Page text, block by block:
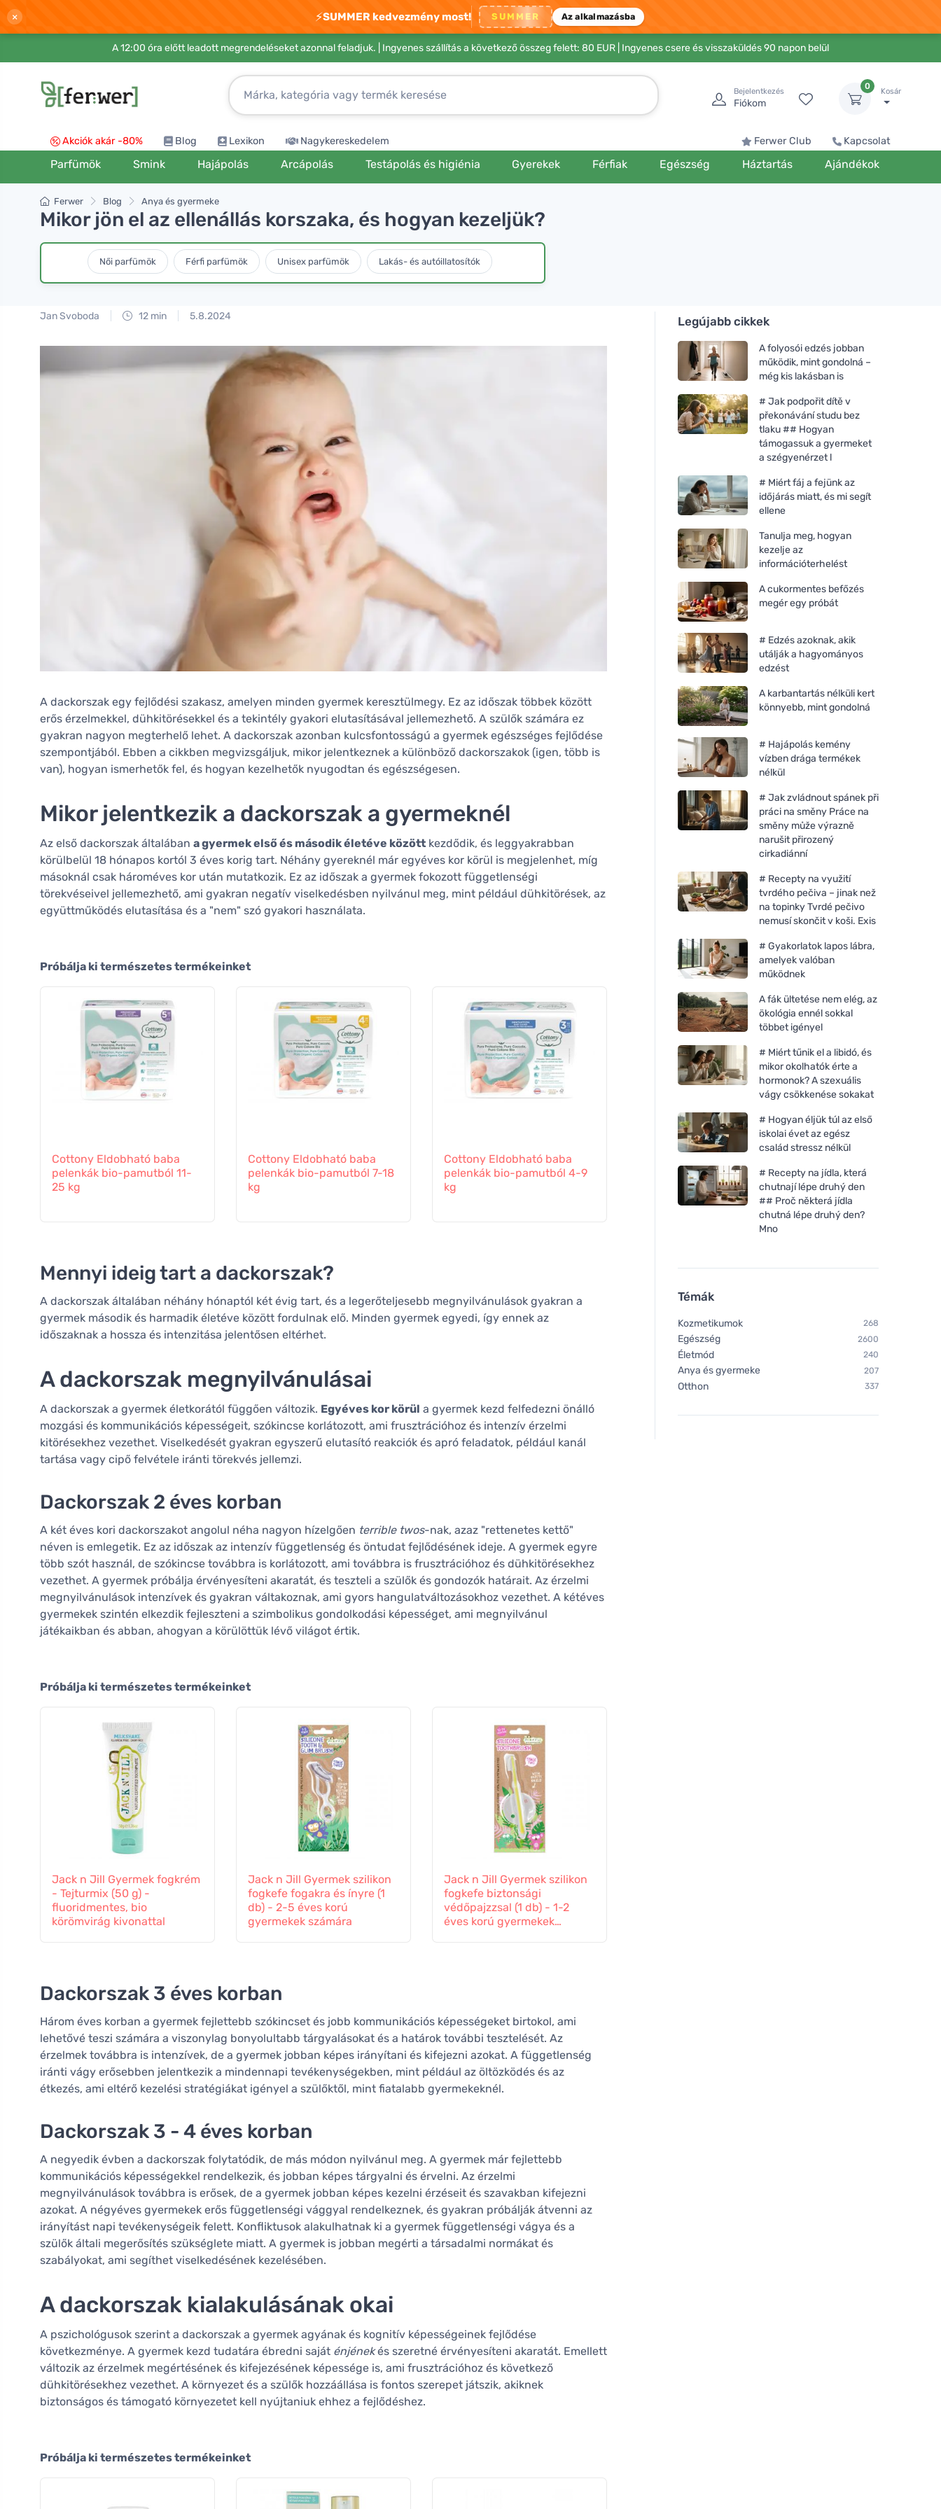
× ⚡SUMMER kedvezmény most! SUMMER Az alkalmazásba
A 12:00 óra előtt leadott megrendeléseket azonnal feladjuk. | Ingyenes szállítás a következő összeg felett: 80 EUR | Ingyenes csere és visszaküldés 90 napon belül
Bejelentkezés
Fiókom
0
Kosár
Akciók akár -80% Blog Lexikon Nagykereskedelem Ferwer Club Kapcsolat
Parfümök Smink Hajápolás Arcápolás Testápolás és higiénia Gyerekek Férfiak Egészség Háztartás Ajándékok
Ferwer Blog Anya és gyermeke
Mikor jön el az ellenállás korszaka, és hogyan kezeljük?
Női parfümök Férfi parfümök Unisex parfümök Lakás- és autóillatosítók
Jan Svoboda 12 min 5.8.2024
A dackorszak egy fejlődési szakasz, amelyen minden gyermek keresztülmegy. Ez az időszak többek között
erős érzelmekkel, dühkitörésekkel és a tekintély gyakori elutasításával jellemezhető. A szülők számára ez
gyakran nagyon megterhelő lehet. A dackorszak azonban kulcsfontosságú a gyermek egészséges fejlődése
szempontjából. Ebben a cikkben megvizsgáljuk, mikor jelentkeznek a különböző dackorszakok (igen, több is
van), hogyan ismerhetők fel, és hogyan kezelhetők nyugodtan és egészségesen.
Mikor jelentkezik a dackorszak a gyermeknél
Az első dackorszak általában a gyermek első és második életéve között kezdődik, és leggyakrabban
körülbelül 18 hónapos kortól 3 éves korig tart. Néhány gyereknél már egyéves kor körül is megjelenhet, míg
másoknál csak hároméves kor után mutatkozik. Ez az időszak a gyermek fokozott függetlenségi
törekvéseivel jellemezhető, ami gyakran negatív viselkedésben nyilvánul meg, mint például dühkitörések, az
együttműködés elutasítása és a "nem" szó gyakori használata.
Próbálja ki természetes termékeinket
Cottony Eldobható baba
pelenkák bio-pamutból 11-
25 kg
Cottony Eldobható baba
pelenkák bio-pamutból 7-18
kg
Cottony Eldobható baba
pelenkák bio-pamutból 4-9
kg
pelenkák bio-pamutból 3-6
pelenkák bio-
kg
Mennyi ideig tart a dackorszak?
A dackorszak általában néhány hónaptól két évig tart, és a legerőteljesebb megnyilvánulások gyakran a
gyermek második és harmadik életéve között fordulnak elő. Minden gyermek egyedi, így ennek az
időszaknak a hossza és intenzitása jelentősen eltérhet.
A dackorszak megnyilvánulásai
A dackorszak a gyermek életkorától függően változik. Egyéves kor körül a gyermek kezd felfedezni önálló
mozgási és kommunikációs képességeit, szókincse korlátozott, ami frusztrációhoz és intenzív érzelmi
kitörésekhez vezethet. Viselkedését gyakran egyszerű elutasító reakciók és apró feladatok, például kanál
tartása vagy cipő felvétele iránti törekvés jellemzi.
Dackorszak 2 éves korban
A két éves kori dackorszakot angolul néha nagyon hízelgően terrible twos-nak, azaz "rettenetes kettő"
néven is emlegetik. Ez az időszak az intenzív függetlenség és öntudat fejlődésének ideje. A gyermek egyre
több szót használ, de szókincse továbbra is korlátozott, ami továbbra is frusztrációhoz és dühkitörésekhez
vezethet. A gyermek próbálja érvényesíteni akaratát, és teszteli a szülők és gondozók határait. Az érzelmi
megnyilvánulások intenzívek és gyakran váltakoznak, ami gyors hangulatváltozásokhoz vezethet. A kétéves
gyermekek szintén elkezdik fejleszteni a szimbolikus gondolkodási képességet, ami megnyilvánul
játékaikban és abban, ahogyan a körülöttük lévő világot értik.
Próbálja ki természetes termékeinket
Jack n Jill Gyermek fogkrém
- Tejturmix (50 g) -
fluoridmentes, bio
körömvirág kivonattal
Jack n Jill Gyermek szilikon
fogkefe fogakra és ínyre (1
db) - 2-5 éves korú
gyermekek számára
Jack n Jill Gyermek szilikon
fogkefe biztonsági
védőpajzzsal (1 db) - 1-2
éves korú gyermekek
Dackorszak 3 éves korban
Három éves korban a gyermek fejlettebb szókincset és jobb kommunikációs képességeket birtokol, ami
lehetővé teszi számára a viszonylag bonyolultabb tárgyalásokat és a határok további tesztelését. Az
érzelmek továbbra is intenzívek, de a gyermek jobban képes irányítani és kifejezni azokat. A függetlenség
iránti vágy erősebben jelentkezik a mindennapi tevékenységekben, mint például az öltözködés és az
étkezés, ami eltérő kezelési stratégiákat igényel a szülőktől, mint fiatalabb gyermekeknél.
Dackorszak 3 - 4 éves korban
A negyedik évben a dackorszak folytatódik, de más módon nyilvánul meg. A gyermek már fejlettebb
kommunikációs képességekkel rendelkezik, és jobban képes tárgyalni és érvelni. Az érzelmi
megnyilvánulások továbbra is erősek, de a gyermek jobban képes kezelni érzéseit és szavakban kifejezni
azokat. A négyéves gyermekek erős függetlenségi vággyal rendelkeznek, és gyakran próbálják átvenni az
irányítást napi tevékenységeik felett. Konfliktusok alakulhatnak ki a gyermek függetlenségi vágya és a
szülők általi megerősítés szükséglete miatt. A gyermek is jobban megérti a társadalmi normákat és
szabályokat, ami segíthet viselkedésének kezelésében.
A dackorszak kialakulásának okai
A pszichológusok szerint a dackorszak a gyermek agyának és kognitív képességeinek fejlődése
következménye. A gyermek kezd tudatára ébredni saját énjénekés szeretné érvényesíteni akaratát. Emellett
változik az érzelmek megértésének és kifejezésének képessége is, ami frusztrációhoz és következő
dühkitörésekhez vezethet. A környezet és a szülők hozzáállása is fontos szerepet játszik, akiknek
biztonságos és támogató környezetet kell nyújtaniuk ehhez a fejlődéshez.
Próbálja ki természetes termékeinket
Legújabb cikkek
A folyosói edzés jobban
működik, mint gondolná –
még kis lakásban is
# Jak podpořit dítě v
překonávání studu bez
tlaku ## Hogyan
támogassuk a gyermeket
a szégyenérzet l
# Miért fáj a fejünk az
időjárás miatt, és mi segít
ellene
Tanulja meg, hogyan
kezelje az
információterhelést
A cukormentes befőzés
megér egy próbát
# Edzés azoknak, akik
utálják a hagyományos
edzést
A karbantartás nélküli kert
könnyebb, mint gondolná
# Hajápolás kemény
vízben drága termékek
nélkül
# Jak zvládnout spánek při
práci na směny Práce na
směny může výrazně
narušit přirozený
cirkadiánní
# Recepty na využití
tvrdého pečiva – jinak než
na topinky Tvrdé pečivo
nemusí skončit v koši. Exis
# Gyakorlatok lapos lábra,
amelyek valóban
működnek
A fák ültetése nem elég, az
ökológia ennél sokkal
többet igényel
# Miért tűnik el a libidó, és
mikor okolhatók érte a
hormonok? A szexuális
vágy csökkenése sokakat
# Hogyan éljük túl az első
iskolai évet az egész
család stressz nélkül
# Recepty na jídla, která
chutnají lépe druhý den
## Proč některá jídla
chutná lépe druhý den?
Mno
Témák
Kozmetikumok 268
Egészség 2600
Életmód 240
Anya és gyermeke 207
Otthon 337